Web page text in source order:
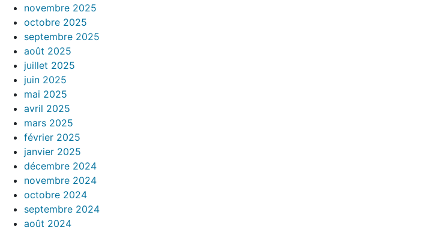
novembre 2025
octobre 2025
septembre 2025
août 2025
juillet 2025
juin 2025
mai 2025
avril 2025
mars 2025
février 2025
janvier 2025
décembre 2024
novembre 2024
octobre 2024
septembre 2024
août 2024